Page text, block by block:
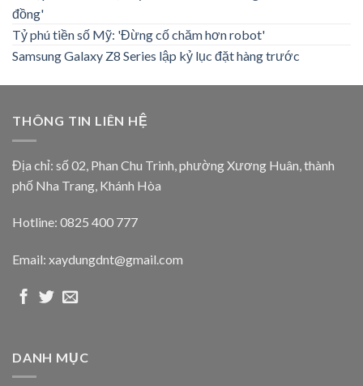
đồng'
Tỷ phú tiền số Mỹ: 'Đừng cố chăm hơn robot'
Samsung Galaxy Z8 Series lập kỷ lục đặt hàng trước
THÔNG TIN LIÊN HỆ
Địa chỉ: số 02, Phan Chu Trinh, phường Xương Huân, thành
phố Nha Trang, Khánh Hòa
Hotline: 0825 400 777
Email: xaydungdnt@gmail.com
DANH MỤC